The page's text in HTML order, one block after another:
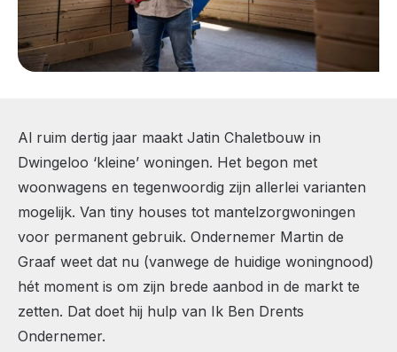
Al ruim dertig jaar maakt Jatin Chaletbouw in
Dwingeloo ‘kleine’ woningen. Het begon met
woonwagens en tegenwoordig zijn allerlei varianten
mogelijk. Van tiny houses tot mantelzorgwoningen
voor permanent gebruik. Ondernemer Martin de
Graaf weet dat nu (vanwege de huidige woningnood)
hét moment is om zijn brede aanbod in de markt te
zetten. Dat doet hij hulp van Ik Ben Drents
Ondernemer.